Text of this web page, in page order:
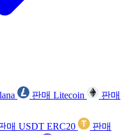
판매 Litecoin
판매
매 USDT ERC20
판매